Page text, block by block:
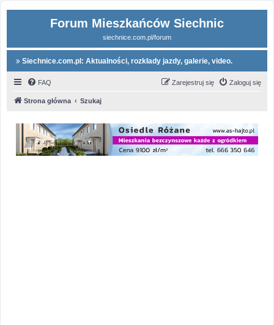
Forum Mieszkańców Siechnic
siechnice.com.pl/forum
Siechnice.com.pl: Aktualności, rozkłady jazdy, galerie, video.
FAQ Zaloguj się
Zarejestruj się
Strona główna Szukaj